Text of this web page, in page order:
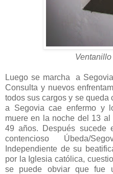
Luego se marcha a
Consulta y nuevos
todos sus cargos y se queda
a Segovia cae enfermo y
muere en la noche del 13
49 años. Después sucede
contencioso Úbeda/
Independiente de su
por la Iglesia católica,
se puede obviar que fue